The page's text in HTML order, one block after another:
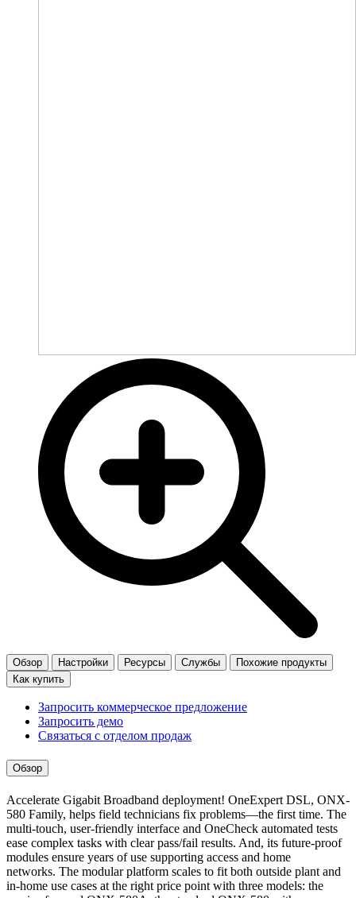
Обзор Настройки Ресурсы Службы
Похожие продукты
Как купить
Запросить коммерческое предложение
Запросить демо
Связаться с отделом продаж
Обзор
Accelerate Gigabit Broadband deployment! OneExpert DSL, ONX-
580 Family, helps field technicians fix problems—the first time. The
multi-touch, user-friendly interface and OneCheck automated tests
ease complex tasks with clear pass/fail results. And, its future-proof
modules ensure years of use supporting access and home
networks. The modular platform scales to fit both outside plant and
in-home use cases at the right price point with three models: the